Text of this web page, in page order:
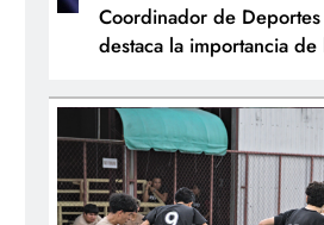
Coordinador de Deportes
destaca la importancia de